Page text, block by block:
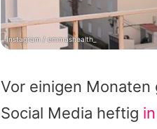
Vor einigen
Social Media heftig
Instagram / emmashealth_